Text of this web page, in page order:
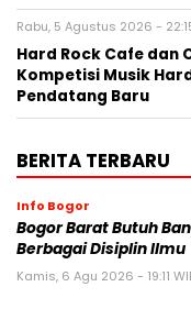
Rabu, 5 Agustus 2026 -
Hard Rock Cafe dan
Kompetisi Musik
Pendatang Baru
BERITA TERBARU
Info Bogor
Bogor Barat Butuh
Berbagai Disiplin Ilmu
Kamis, 6 Agu 2026 - 19:11